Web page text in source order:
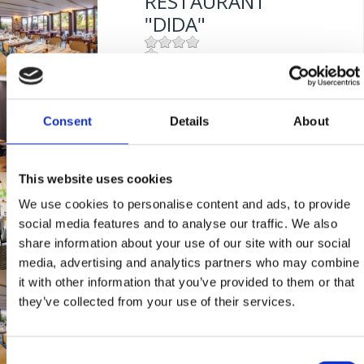
Consent Details About
This website uses cookies
We use cookies to personalise content and ads, to provide
social media features and to analyse our traffic. We also
share information about your use of our site with our social
media, advertising and analytics partners who may combine
it with other information that you’ve provided to them or that
they’ve collected from your use of their services.
Consent
Udaljenost od mora:
"DIDA"
KAČJAK
Mjesto:
Udaljenost od mora:10 m
RESTAURANT
"ZRINSKI"
Mjesto:Mjesto: Crikvenica
RESTAURACE "DIDA"